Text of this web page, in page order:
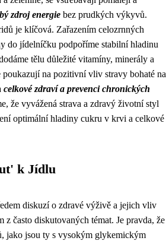
zdroj energie bez prudkých výkyvů.
je klíčová. Zařazením celozrnných
do jídelníčku podpoříme stabilní hladinu
tělu důležité vitamíny, minerály a
na pozitivní vliv stravy bohaté na
celkové zdraví a prevenci chronických
že vyvážená strava a zdravý životní styl
optimální hladiny cukru v krvi a celkové
k Jídlu
diskuzí o zdravé výživě a jejich vliv
často diskutovaných témat. Je pravda, že
jako jsou ty s vysokým glykemickým